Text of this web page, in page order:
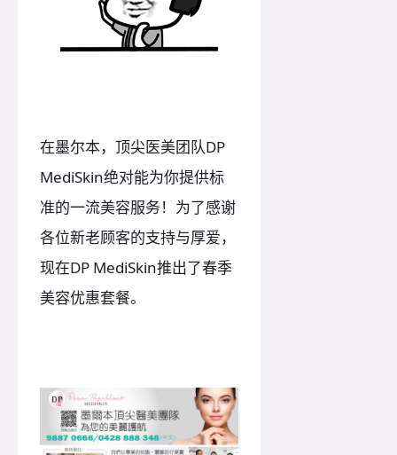
在墨尔本，顶尖医美团队DP
MediSkin绝对能为你提供标
准的一流美容服务！为了感谢
各位新老顾客的支持与厚爱，
现在DP MediSkin推出了春季
美容优惠套餐。